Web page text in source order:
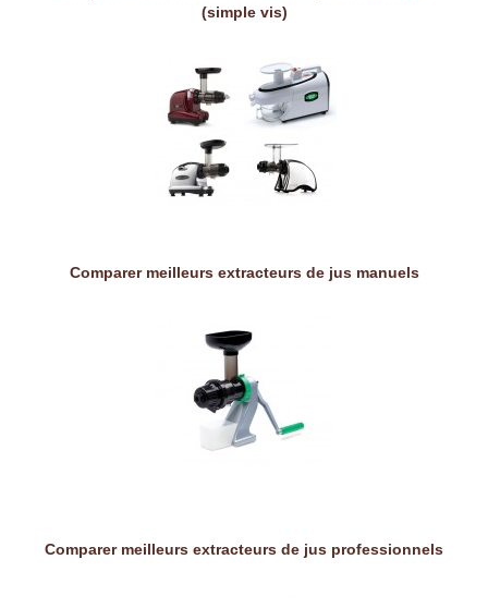
(simple vis)
Comparer meilleurs extracteurs de jus manuels
Comparer meilleurs extracteurs de jus professionnels